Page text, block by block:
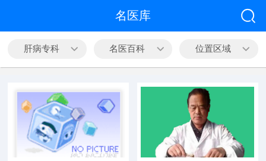
名医库
肝病专科 名医百科 位置区域
心脑血管
皮肤病科
精神心理